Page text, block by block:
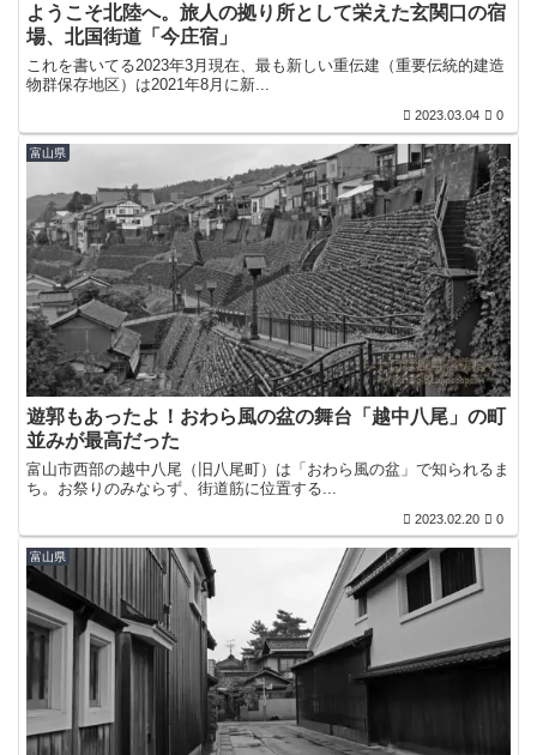
ようこそ北陸へ。旅人の拠り所として栄えた玄関口の宿
場、北国街道「今庄宿」
これを書いてる2023年3月現在、最も新しい重伝建（重要伝統的建造
物群保存地区）は2021年8月に新...
2023.03.04 0
富山県
遊郭もあったよ！おわら風の盆の舞台「越中八尾」の町
並みが最高だった
富山市西部の越中八尾（旧八尾町）は「おわら風の盆」で知られるま
ち。お祭りのみならず、街道筋に位置する...
2023.02.20 0
富山県